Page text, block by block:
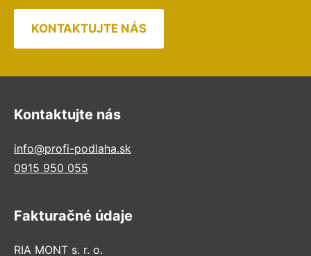
KONTAKTUJTE NÁS
Kontaktujte nás
info@profi-podlaha.sk
0915 950 055
Fakturačné údaje
RIA MONT s. r. o.